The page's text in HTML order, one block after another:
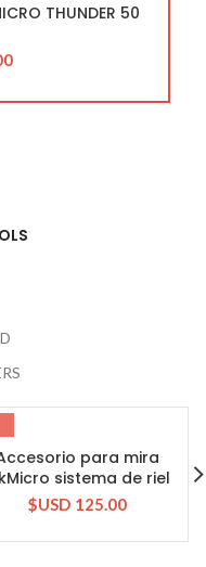
THUNDER 50
para mira
sistema de riel
$USD 125.00